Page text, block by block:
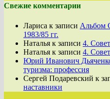
Свежие комментарии
Лариса к записи Альбом
1983/85 гг.
Наталья к записи 4.
Наталья к записи 4.
Юрий Иванович
туризма: профессия
Сергей Подаревский к
наставники